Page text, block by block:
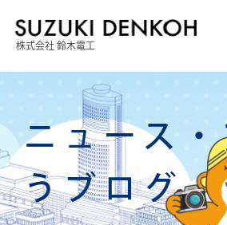
事業案内
選ばれる理由
株式会社 鈴木電工
ニュース
うブログ